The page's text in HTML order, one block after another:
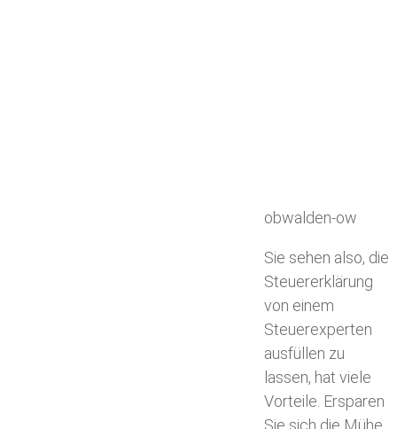
obwalden-ow
Sie sehen also, die
Steuererklärung
von einem
Steuerexperten
ausfüllen zu
lassen, hat viele
Vorteile. Ersparen